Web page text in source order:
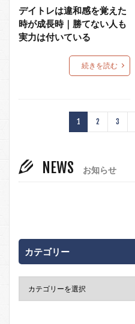
デイトレは違和感を覚えた
時が成長時｜勝てない人も
実力は付いている
続きを読む
1 2 3
NEWS お知らせ
カテゴリー